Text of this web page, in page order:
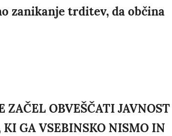
zanikanje trditev, da občina
OBVEŠČATI JAVNOST
KI GA VSEBINSKO NISMO IN